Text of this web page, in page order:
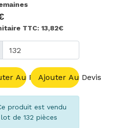
TTC: 13,82€
Au PanierAjouter Au Devis
produit est vendu
de 132 pièces